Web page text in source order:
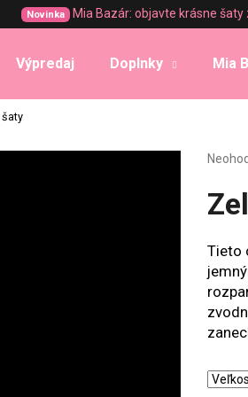
Novinka Mia Bazár: objavte krásne šaty
Výpredaj Doplnky Mia
šaty
je
5
Tieto
Čo potrebujete nájsť?